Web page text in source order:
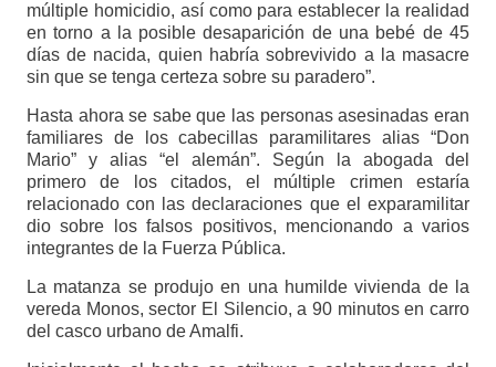
múltiple homicidio, así como para establecer la realidad
en torno a la posible desaparición de una bebé de 45
días de nacida, quien habría sobrevivido a la masacre
sin que se tenga certeza sobre su paradero”.
Hasta ahora se sabe que las personas asesinadas eran
familiares de los cabecillas paramilitares alias “Don
Mario” y alias “el alemán”. Según la abogada del
primero de los citados, el múltiple crimen estaría
relacionado con las declaraciones que el exparamilitar
dio sobre los falsos positivos, mencionando a varios
integrantes de la Fuerza Pública.
La matanza se produjo en una humilde vivienda de la
vereda Monos, sector El Silencio, a 90 minutos en carro
del casco urbano de Amalfi.